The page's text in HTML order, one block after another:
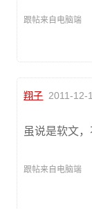
跟帖来自电脑端
翔子 2011-12-
虽说是软文
跟帖来自电脑端